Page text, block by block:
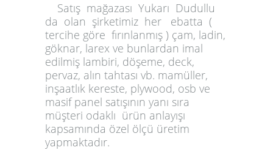
Satış mağazası Yukarı Dudullu
da olan şirketimiz her ebatta (
tercihe göre fırınlanmış ) çam, ladin,
göknar, larex ve bunlardan imal
edilmiş lambiri, döşeme, deck,
pervaz, alın tahtası vb. mamüller,
inşaatlık kereste, plywood, osb ve
masif panel satışının yanı sıra
müşteri odaklı ürün anlayışı
kapsamında özel ölçü üretim
yapmaktadır.